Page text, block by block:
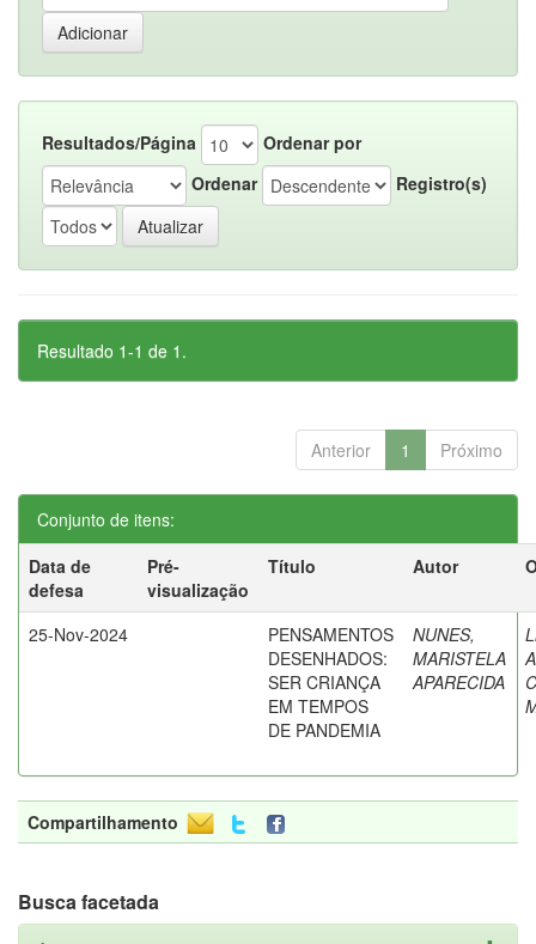
Resultados/Página
Ordenar por
Ordenar
Registro(s)
Resultado 1-1 de 1.
Anterior 1 Próximo
Conjunto de itens:
Data de
defesa
Pré-
visualização
Título Autor
25-Nov-2024
PENSAMENTOS
DESENHADOS:
SER CRIANÇA
EM TEMPOS
DE PANDEMIA
NUNES,
MARISTELA
APARECIDA
Compartilhamento
Busca facetada